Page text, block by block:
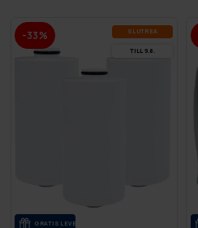
-33% SLUT­REA
TILL 9.8.
GRA­TIS LE­VE­RANS